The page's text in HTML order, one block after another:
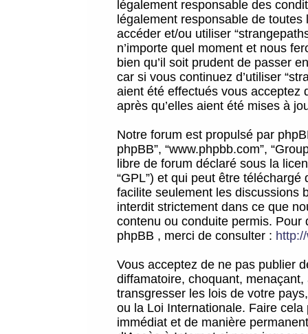
légalement responsable des
légalement responsable de
accéder et/ou utiliser
n’importe quel moment et nous
bien qu’il soit prudent de passer
car si vous continuez d’utiliser
aient été effectués vous acceptez
après qu’elles aient été mises à
Notre forum est propulsé par
phpBB”, “www.phpbb.com”,
libre de forum déclaré sous la
“GPL”) et qui peut être téléchargé
facilite seulement les discussions
interdit strictement dans ce que
contenu ou conduite permis.
phpBB , merci de consulter :
Vous acceptez de ne pas publier
diffamatoire, choquant,
transgresser les lois de votre
ou la Loi Internationale. Faire
immédiat et de manière